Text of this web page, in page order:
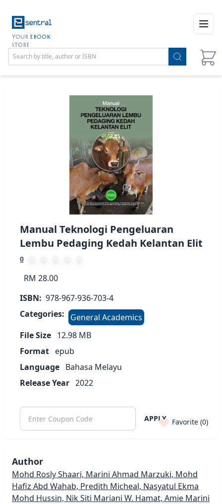
YOUR EBOOK
STORE
Manual Teknologi Pengeluaran
Lembu Pedaging Kedah Kelantan Elit
0
RM 28.00
ISBN: 978-967-936-703-4
Categories:
General Academics
File Size 12.98 MB
Format epub
Language Bahasa Melayu
Release Year 2022
APPLY Favorite (0)
Author
Mohd Rosly Shaari, Marini Ahmad Marzuki, Mohd
Hafiz Abd Wahab, Predith Micheal, Nasyatul Ekma
Mohd Hussin, Nik Siti Mariani W. Hamat, Amie Marini